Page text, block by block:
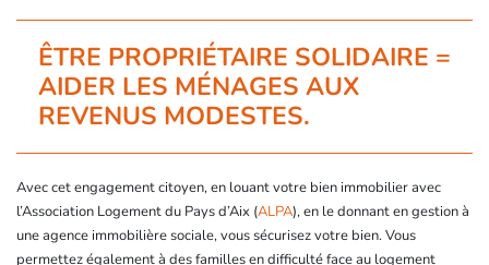
ÊTRE PROPRIÉTAIRE SOLIDAIRE =
AIDER LES MÉNAGES AUX
REVENUS MODESTES.
Avec cet engagement citoyen, en louant votre bien immobilier avec
l’Association Logement du Pays d’Aix (ALPA), en le donnant en gestion à
une agence immobilière sociale, vous sécurisez votre bien. Vous
permettez également à des familles en difficulté face au logement